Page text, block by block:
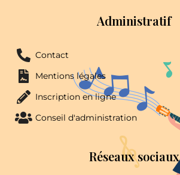
Administratif
Contact
Mentions légales
Inscription en ligne
Conseil d'administration
Réseaux sociaux